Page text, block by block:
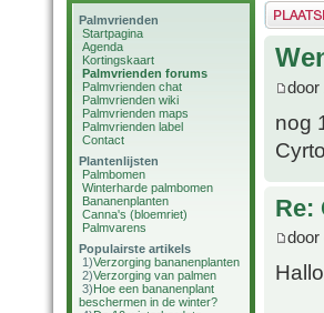
Palmvrienden
Startpagina
Agenda
Kortingskaart
Palmvrienden forums
Palmvrienden chat
Palmvrienden wiki
Palmvrienden maps
Palmvrienden label
Contact
Plantenlijsten
Palmbomen
Winterharde palmbomen
Bananenplanten
Canna's (bloemriet)
Palmvarens
Populairste artikels
1)Verzorging bananenplanten
2)Verzorging van palmen
3)Hoe een bananenplant
beschermen in de winter?
Plaats een
door
nog
Re:
door